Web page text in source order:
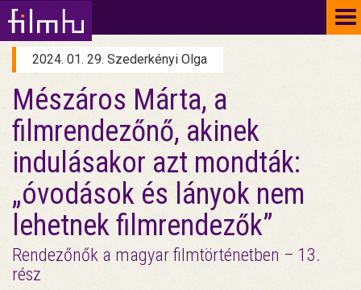
2024. 01. 29. Szederkényi Olga
Mészáros Márta, a
filmrendezőnő, akinek
indulásakor azt mondták:
„óvodások és lányok nem
lehetnek filmrendezők”
Rendezőnők a magyar filmtörténetben – 13.
rész